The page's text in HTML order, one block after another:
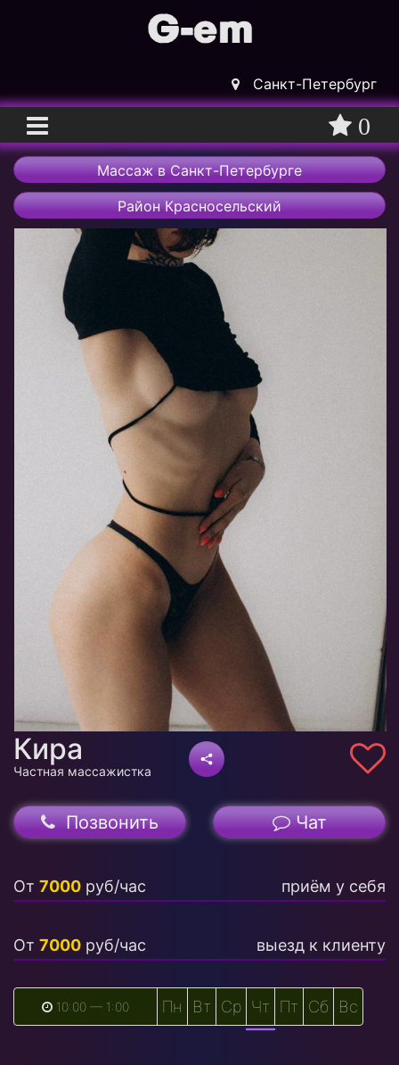
Санкт-Петербург
0
Главная
Вход
Регистрация
Массажистки
Массажисты
Массажные салоны
Массаж в Санкт-Петербурге
Район Красносельский
Кира
Частная массажистка
Позвонить Чат
От 7000 руб/час приём у себя
От 7000 руб/час выезд к клиенту
10:00 — 1:00 Пн Вт Ср Чт Пт Сб Вс